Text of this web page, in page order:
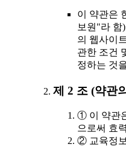
이 약관은
보원"라 함
의 웹사이
관한 조건
정하는 것
제 2 조 (약관
① 이 약관
으로써 효
② 교육정